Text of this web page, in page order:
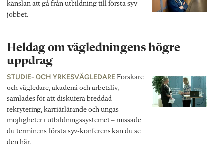
känslan att gå från utbildning till första syv-
jobbet.
Heldag om vägledningens högre
uppdrag
STUDIE- OCH YRKESVÄGLEDARE Forskare
och vägledare, akademi och arbetsliv,
samlades för att diskutera breddad
rekrytering, karriärlärande och ungas
möjligheter i utbildningssystemet – missade
du terminens första syv-konferens kan du se
den här.